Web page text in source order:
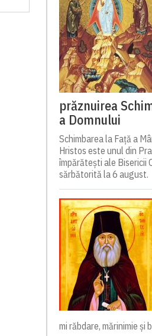
prăznuirea
a Domnului
Schimbarea la Față a
Hristos este unul din
împărătești ale Bisericii
sărbătorită la 6 august.
mi răbdare, mărinimie şi